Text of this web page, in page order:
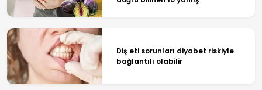
Diş eti sorunları diyabet riskiyle
bağlantılı olabilir